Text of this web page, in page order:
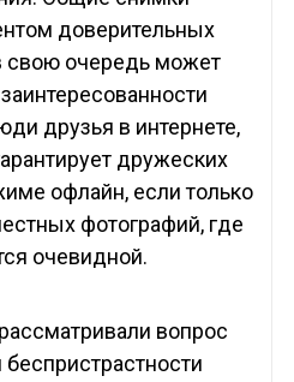
доверительных
свою очередь может
друзья в интернете,
дружеских
офлайн, если только
фотографий, где
очевидной.
вопрос